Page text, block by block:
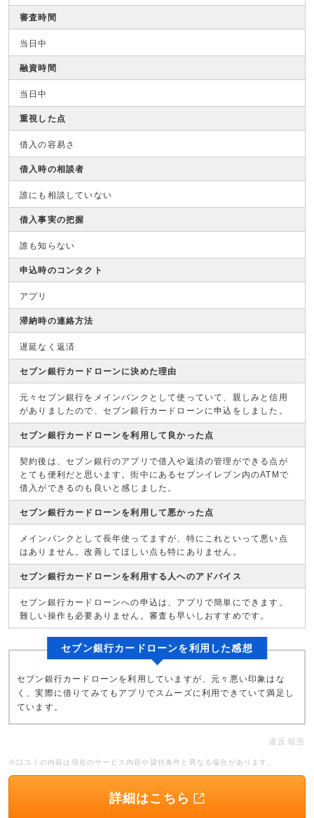
審査時間
当日中
融資時間
当日中
重視した点
借入の容易さ
借入時の相談者
誰にも相談していない
借入事実の把握
誰も知らない
申込時のコンタクト
アプリ
滞納時の連絡方法
遅延なく返済
セブン銀行カードローンに決めた理由
元々セブン銀行をメインバンクとして使っていて、親しみと信用
がありましたので、セブン銀行カードローンに申込をしました。
セブン銀行カードローンを利用して良かった点
契約後は、セブン銀行のアプリで借入や返済の管理ができる点が
とても便利だと思います。街中にあるセブンイレブン内のATMで
借入ができるのも良いと感じました。
セブン銀行カードローンを利用して悪かった点
メインバンクとして長年使ってますが、特にこれといって悪い点
はありません。改善してほしい点も特にありません。
セブン銀行カードローンを利用する人へのアドバイス
セブン銀行カードローンへの申込は、アプリで簡単にできます。
難しい操作も必要ありません。審査も早いしおすすめです。
セブン銀行カードローンを利用した感想
セブン銀行カードローンを利用していますが、元々悪い印象はな
く、実際に借りてみてもアプリでスムーズに利用できていて満足し
ています。
違反報告
※口コミの内容は現在のサービス内容や貸付条件と異なる場合があります。
詳細はこちら